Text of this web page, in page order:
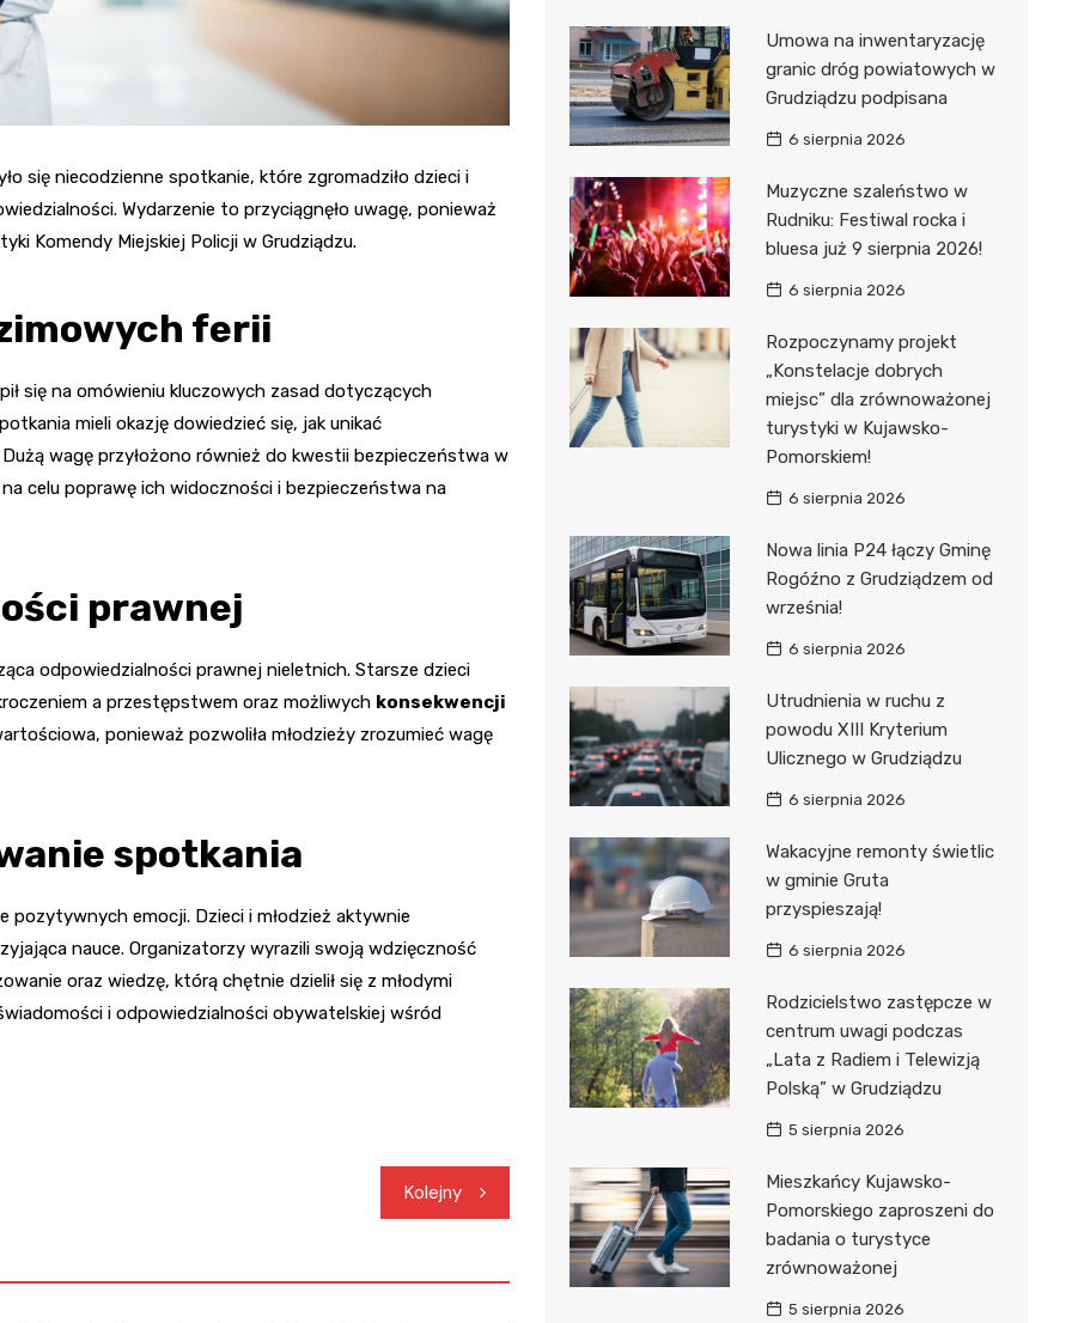
Rynek i Stare Miasto
Pałac Opatek
Cytadela Twierdzy
Most im. Bronisława
Marina Grudziądz i
Po Prostu Park w
Turznicach
się niecodzienne spotkanie, które zgromadziło dzieci i
Wydarzenie to przyciągnęło uwagę, ponieważ
Komendy Miejskiej Policji w Grudziądzu.
ferii
się na omówieniu kluczowych zasad dotyczących
mieli okazję dowiedzieć się, jak unikać
wagę przyłożono również do kwestii bezpieczeństwa w
celu poprawę ich widoczności i bezpieczeństwa na
prawnej
odpowiedzialności prawnej nieletnich. Starsze dzieci
a przestępstwem oraz możliwych konsekwencji
ponieważ pozwoliła młodzieży zrozumieć wagę
spotkania
pozytywnych emocji. Dzieci i młodzież aktywnie
nauce. Organizatorzy wyrazili swoją wdzięczność
oraz wiedzę, którą chętnie dzielił się z młodymi
i odpowiedzialności obywatelskiej wśród
Kolejny
Umowa na inwentaryzację
granic dróg powiatowych w
Grudziądzu podpisana
6 sierpnia 2026
Muzyczne szaleństwo w
Rudniku: Festiwal rocka i
bluesa już 9 sierpnia 2026!
6 sierpnia 2026
Rozpoczynamy projekt
„Konstelacje dobrych
miejsc” dla zrównoważonej
turystyki w Kujawsko-
Pomorskiem!
6 sierpnia 2026
Nowa linia P24 łączy Gminę
Rogóźno z Grudziądzem od
września!
6 sierpnia 2026
Utrudnienia w ruchu z
powodu XIII Kryterium
Ulicznego w Grudziądzu
6 sierpnia 2026
Wakacyjne remonty świetlic
w gminie Gruta
przyspieszają!
6 sierpnia 2026
Rodzicielstwo zastępcze w
centrum uwagi podczas
„Lata z Radiem i Telewizją
Polską” w Grudziądzu
5 sierpnia 2026
Mieszkańcy Kujawsko-
Pomorskiego zaproszeni do
badania o turystyce
zrównoważonej
5 sierpnia 2026